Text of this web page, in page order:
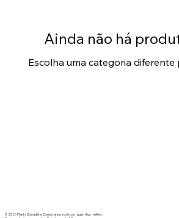
Ainda não há
Escolha uma categoria diferente
© 2026 Planta Completa. Conectando você com quem faz melhor.